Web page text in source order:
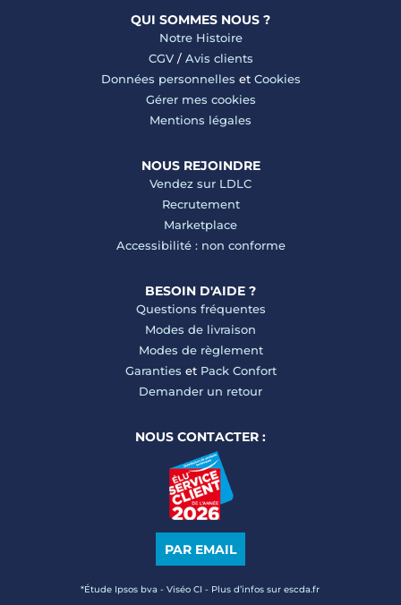
QUI SOMMES NOUS ?
Notre Histoire
CGV/ Avis clients
Données personnelles et Cookies
Gérer mes cookies
Mentions légales
NOUS REJOINDRE
Vendez sur LDLC
Recrutement
Marketplace
Accessibilité : non conforme
BESOIN D'AIDE ?
Questions fréquentes
Modes de livraison
Modes de règlement
Garanties et Pack Confort
Demander un retour
NOUS CONTACTER :
PAR EMAIL
*Étude Ipsos bva - Viséo CI - Plus d’infos sur escda.fr